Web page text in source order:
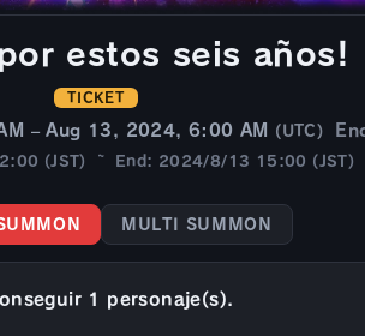
estos seis años!
TICKET
– Aug 13, 2024, 6:00 AM (UTC)
(JST) ~ End: 2024/8/13 15:00 (JST)
MULTI SUMMON
1 personaje(s).